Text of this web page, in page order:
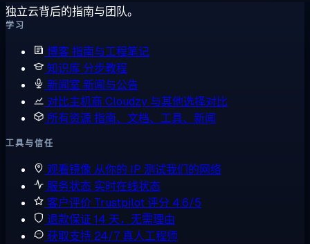
独立云背后的指南与团队。
学习
博客指南与工程笔记
知识库 分步教程
新闻室 新闻与公告
对比主机商 Cloudzy 与其他选择对比
所有资源指南、文档、工具、新闻
工具与信任
观看镜像 从你的 IP 测试我们的网络
服务状态 实时在线状态
客户评价 Trustpilot 评分 4.6/5
退款保证 14 天，无需理由
获取支持 24/7 真人工程师